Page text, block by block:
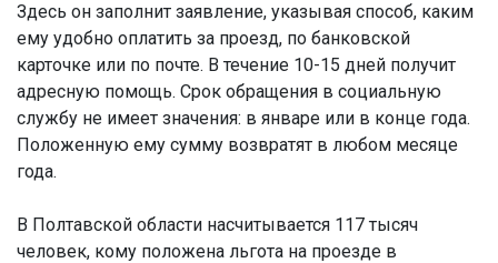
Здесь он заполнит заявление, указывая способ, каким
ему удобно оплатить за проезд, по банковской
карточке или по почте. В течение 10-15 дней получит
адресную помощь. Срок обращения в социальную
службу не имеет значения: в январе или в конце года.
Положенную ему сумму возвратят в любом месяце
года.
В Полтавской области насчитывается 117 тысяч
человек, кому положена льгота на проезде в